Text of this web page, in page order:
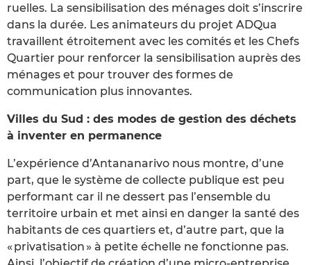
ruelles. La sensibilisation des ménages doit s’inscrire
dans la durée. Les animateurs du projet ADQua
travaillent étroitement avec les comités et les Chefs
Quartier pour renforcer la sensibilisation auprès des
ménages et pour trouver des formes de
communication plus innovantes.
Villes du Sud : des modes de gestion des déchets
à inventer en permanence
L’expérience d’Antananarivo nous montre, d’une
part, que le système de collecte publique est peu
performant car il ne dessert pas l’ensemble du
territoire urbain et met ainsi en danger la santé des
habitants de ces quartiers et, d’autre part, que la
« privatisation » à petite échelle ne fonctionne pas.